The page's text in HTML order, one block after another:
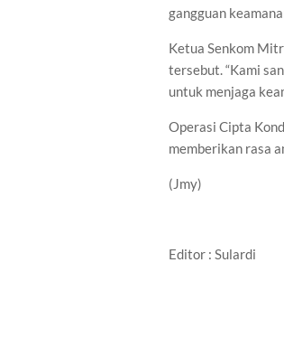
gangguan
Ketua Senkom
tersebut. “Kami
untuk menjaga
Operasi Cipta
memberikan rasa
(Jmy)
Editor : Sulardi